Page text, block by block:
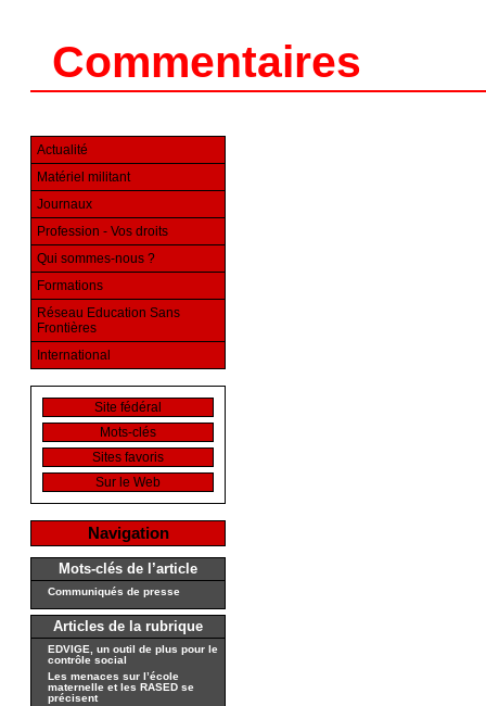
Commentaires
Actualité
Matériel militant
Journaux
Profession - Vos droits
Qui sommes-nous ?
Formations
Réseau Education Sans
Frontières
International
Site fédéral
Mots-clés
Sites favoris
Sur le Web
Navigation
Mots-clés de l’article
Communiqués de presse
Articles de la rubrique
EDVIGE, un outil de plus pour le
contrôle social
Les menaces sur l’école
maternelle et les RASED se
précisent